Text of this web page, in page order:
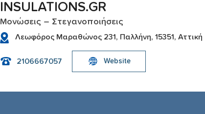
INSULATIONS.GR
Μονώσεις – Στεγανοποιήσεις
Λεωφόρος Μαραθώνος 231, Παλλήνη, 15351, Αττική
2106667057 Website